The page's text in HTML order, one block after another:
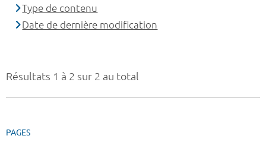
Résultats 1 à 2 sur 2 au total
PAGES
Type de contenu
Date de dernière modification